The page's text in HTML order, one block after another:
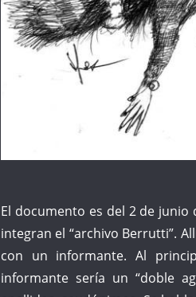
El documento es del 2 de
integran el “archivo Berrutti”.
con un informante. Al
informante sería un “doble